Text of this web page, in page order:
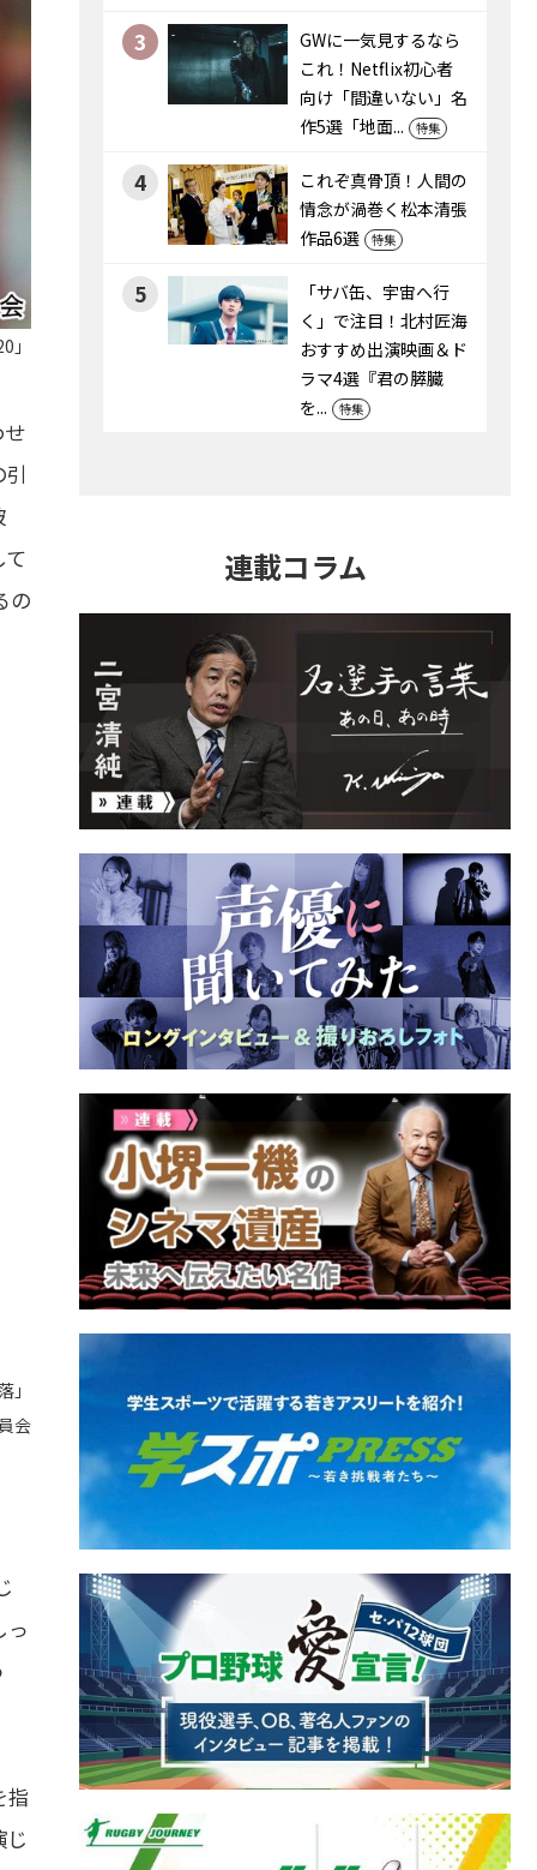
」
の
」
会
っ
指
3
GWに一気見するなら
これ！Netflix初心者
向け「間違いない」名
作5選「地面...
特集
4
これぞ真骨頂！人間の
情念が渦巻く松本清張
作品6選
特集
5
「サバ缶、宇宙へ行
く」で注目！北村匠海
おすすめ出演映画＆ド
ラマ4選『君の膵臓
を...
特集
連載コラム